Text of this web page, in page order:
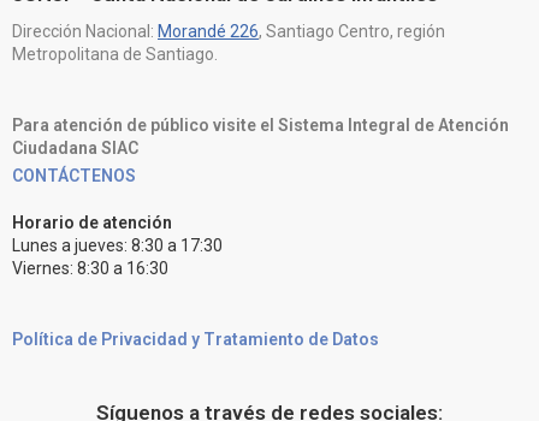
Dirección Nacional: Morandé 226, Santiago Centro, región
Metropolitana de Santiago.
Para atención de público visite el Sistema Integral de Atención
Ciudadana SIAC
CONTÁCTENOS
Horario de atención
Lunes a jueves: 8:30 a 17:30
Viernes: 8:30 a 16:30
Política de Privacidad y Tratamiento de Datos
Síguenos a través de redes sociales: